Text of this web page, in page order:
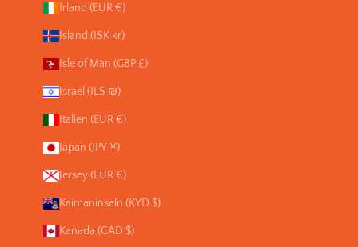
Irland (EUR €)
Island (ISK kr)
Isle of Man (GBP £)
Israel (ILS ₪)
Italien (EUR €)
Japan (JPY ¥)
Jersey (EUR €)
Kaimaninseln (KYD $)
Kanada (CAD $)